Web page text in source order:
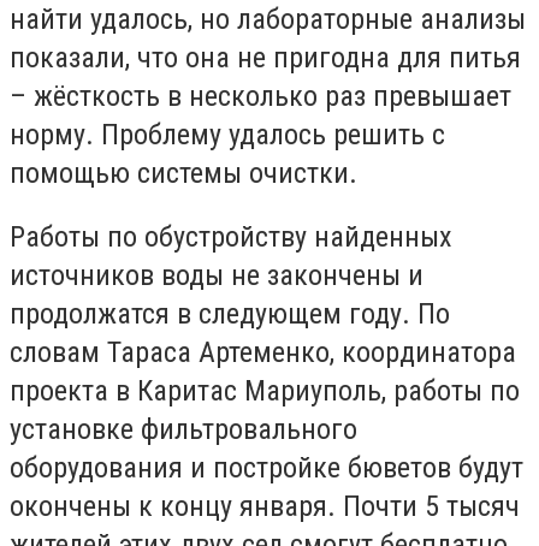
найти удалось, но лабораторные анализы
показали, что она не пригодна для питья
– жёсткость в несколько раз превышает
норму. Проблему удалось решить с
помощью системы очистки.
Работы по обустройству найденных
источников воды не закончены и
продолжатся в следующем году. По
словам Тараса Артеменко, координатора
проекта в Каритас Мариуполь, работы по
установке фильтровального
оборудования и постройке бюветов будут
окончены к концу января. Почти 5 тысяч